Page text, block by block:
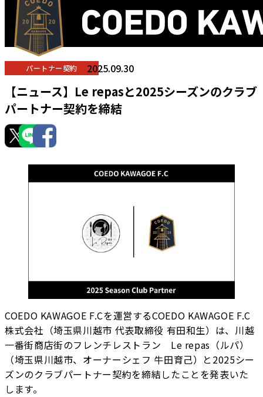
パートナー契約 2025.09.30
【ニュース】Le repasと2025シーズンのクラブ
パートナー契約を締結
COEDO KAWAGOE F.Cを運営するCOEDO KAWAGOE F.C
株式会社（埼玉県川越市 代表取締役 有田和生）は、川越
一番街商店街のフレンチレストラン Le repas（ルパ）
（埼玉県川越市、オーナーシェフ 牛田育己）と2025シー
ズンのクラブパートナー契約を締結したことを発表いた
します。